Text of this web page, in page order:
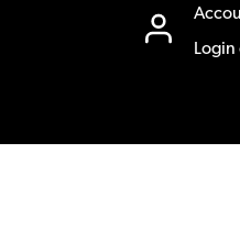
Login